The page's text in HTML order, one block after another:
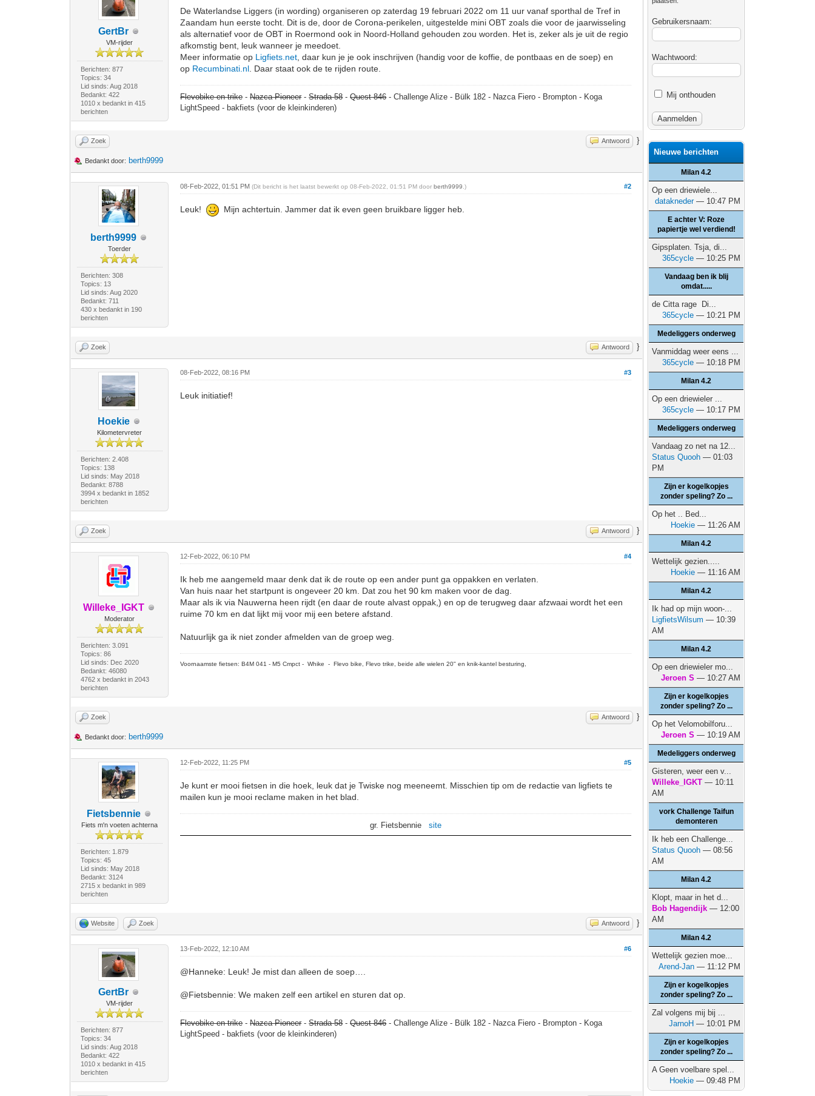
GertBr
VM-rijder
Berichten: 877
Topics: 34
Lid sinds: Aug 2018
Bedankt: 422
1010 x bedankt in 415
berichten
De Waterlandse Liggers (in wording) organiseren op zaterdag 19 februari 2022 om 11 uur vanaf sporthal de Tref in
Zaandam hun eerste tocht. Dit is de, door de Corona-perikelen, uitgestelde mini OBT zoals die voor de jaarwisseling
als alternatief voor de OBT in Roermond ook in Noord-Holland gehouden zou worden. Het is, zeker als je uit de regio
afkomstig bent, leuk wanneer je meedoet.
Meer informatie op Ligfiets.net , daar kun je je ook inschrijven (handig voor de koffie, de pontbaas en de soep) en
op Recumbinati.nl . Daar staat ook de te rijden route.
Flevobike en trike-Nazca Pioneer-Strada 58-Quest 846- Challenge Alize - Bülk 182 - Nazca Fiero - Brompton - Koga
LightSpeed - bakfiets (voor de kleinkinderen)
Zoek Antwoord }
Bedankt door: berth9999
berth9999
Toerder
Berichten: 308
Topics: 13
Lid sinds: Aug 2020
Bedankt: 711
430 x bedankt in 190
berichten
#2
08-Feb-2022, 01:51 PM(Dit bericht is het laatst bewerkt op 08-Feb-2022, 01:51 PM doorberth9999 .)
Leuk! Mijn achtertuin. Jammer dat ik even geen bruikbare ligger heb.
Zoek Antwoord }
Hoekie
Kilometervreter
Berichten: 2.408
Topics: 138
Lid sinds: May 2018
Bedankt: 8788
3994 x bedankt in 1852
berichten
#3
08-Feb-2022, 08:16 PM
Leuk initiatief!
Zoek Antwoord }
Willeke_IGKT
Moderator
Berichten: 3.091
Topics: 86
Lid sinds: Dec 2020
Bedankt: 46080
4762 x bedankt in 2043
berichten
#4
12-Feb-2022, 06:10 PM
Ik heb me aangemeld maar denk dat ik de route op een ander punt ga oppakken en verlaten.
Van huis naar het startpunt is ongeveer 20 km. Dat zou het 90 km maken voor de dag.
Maar als ik via Nauwerna heen rijdt (en daar de route alvast oppak,) en op de terugweg daar afzwaai wordt het een
ruime 70 km en dat lijkt mij voor mij een betere afstand.
Natuurlijk ga ik niet zonder afmelden van de groep weg.
Voornaamste fietsen: B4M 041 - M5 Cmpct - Whike - Flevo bike, Flevo trike, beide alle wielen 20" en knik-kantel besturing,
Zoek Antwoord }
Bedankt door: berth9999
Fietsbennie
Fiets m'n voeten achterna
Berichten: 1.879
Topics: 45
Lid sinds: May 2018
Bedankt: 3124
2715 x bedankt in 989
berichten
#5
12-Feb-2022, 11:25 PM
Je kunt er mooi fietsen in die hoek, leuk dat je Twiske nog meeneemt. Misschien tip om de redactie van ligfiets te
mailen kun je mooi reclame maken in het blad.
gr. Fietsbenniesite
Website Zoek Antwoord }
GertBr
VM-rijder
Berichten: 877
Topics: 34
Lid sinds: Aug 2018
Bedankt: 422
1010 x bedankt in 415
berichten
#6
13-Feb-2022, 12:10 AM
@Hanneke: Leuk! Je mist dan alleen de soep….
@Fietsbennie: We maken zelf een artikel en sturen dat op.
Flevobike en trike-Nazca Pioneer-Strada 58-Quest 846- Challenge Alize - Bülk 182 - Nazca Fiero - Brompton - Koga
LightSpeed - bakfiets (voor de kleinkinderen)
Gebruikersnaam:
Wachtwoord:
Mij onthouden
Nieuwe berichten
Milan 4.2
Op een driewiele...
datakneder— 10:47 PM
E achter V: Roze
papiertje wel verdiend!
Gipsplaten. Tsja, di...
365cycle — 10:25 PM
Vandaag ben ik blij
omdat.....
de Citta rage Di...
365cycle — 10:21 PM
Medeliggers onderweg
Vanmiddag weer eens ...
365cycle — 10:18 PM
Milan 4.2
Op een driewieler ...
365cycle — 10:17 PM
Medeliggers onderweg
Vandaag zo net na 12...
Status Quooh — 01:03
PM
Zijn er kogelkopjes
zonder speling? Zo ...
Op het .. Bed...
Hoekie — 11:26 AM
Milan 4.2
Wettelijk gezien.....
Hoekie — 11:16 AM
Milan 4.2
Ik had op mijn woon-...
LigfietsWilsum — 10:39
AM
Milan 4.2
Op een driewieler mo...
Jeroen S — 10:27 AM
Zijn er kogelkopjes
zonder speling? Zo ...
Op het Velomobilforu...
Jeroen S — 10:19 AM
Medeliggers onderweg
Gisteren, weer een v...
Willeke_IGKT — 10:11
AM
vork Challenge Taifun
demonteren
Ik heb een Challenge...
Status Quooh — 08:56
AM
Milan 4.2
Klopt, maar in het d...
Bob Hagendijk — 12:00
AM
Milan 4.2
Wettelijk gezien moe...
Arend-Jan — 11:12 PM
Zijn er kogelkopjes
zonder speling? Zo ...
Zal volgens mij bij ...
JarnoH — 10:01 PM
Zijn er kogelkopjes
zonder speling? Zo ...
A Geen voelbare spel...
Hoekie — 09:48 PM